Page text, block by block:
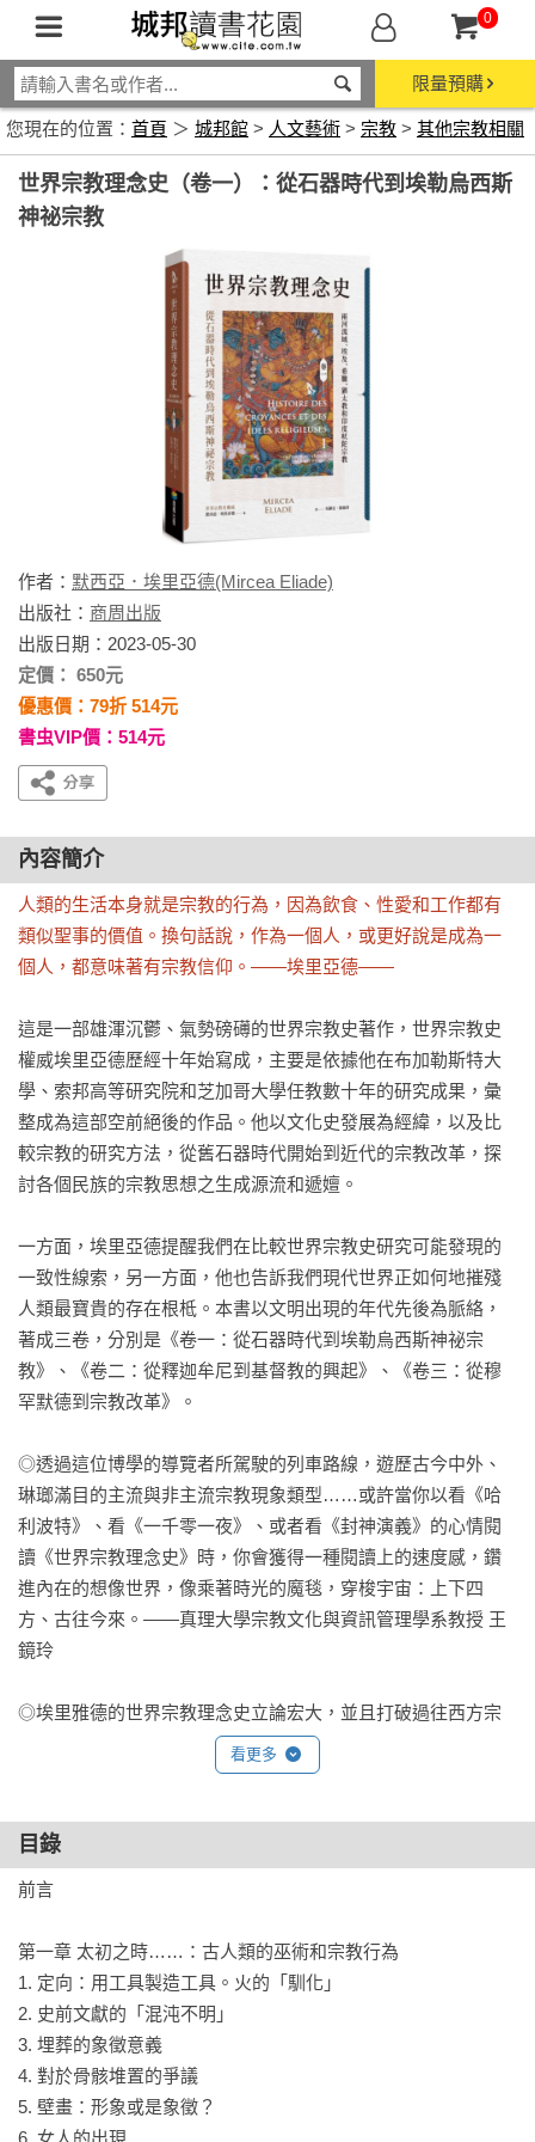
0
限量預購
您現在的位置： 首頁 ＞ 城邦館 > 人文藝術 > 宗教 > 其他宗教相關
世界宗教理念史（卷一）：從石器時代到埃勒烏西斯
神祕宗教
作者： 默西亞．埃里亞德(Mircea Eliade)
出版社： 商周出版
出版日期：2023-05-30
定價： 650元
優惠價：79折 514元
書虫VIP價：514元
內容簡介
人類的生活本身就是宗教的行為，因為飲食、性愛和工作都有
類似聖事的價值。換句話說，作為一個人，或更好說是成為一
個人，都意味著有宗教信仰。——埃里亞德——
這是一部雄渾沉鬱、氣勢磅礡的世界宗教史著作，世界宗教史
權威埃里亞德歷經十年始寫成，主要是依據他在布加勒斯特大
學、索邦高等研究院和芝加哥大學任教數十年的研究成果，彙
整成為這部空前絕後的作品。他以文化史發展為經緯，以及比
較宗教的研究方法，從舊石器時代開始到近代的宗教改革，探
討各個民族的宗教思想之生成源流和遞嬗。
一方面，埃里亞德提醒我們在比較世界宗教史研究可能發現的
一致性線索，另一方面，他也告訴我們現代世界正如何地摧殘
人類最寶貴的存在根柢。本書以文明出現的年代先後為脈絡，
著成三卷，分別是《卷一：從石器時代到埃勒烏西斯神祕宗
教》、《卷二：從釋迦牟尼到基督教的興起》、《卷三：從穆
罕默德到宗教改革》。
◎透過這位博學的導覽者所駕駛的列車路線，遊歷古今中外、
琳瑯滿目的主流與非主流宗教現象類型……或許當你以看《哈
利波特》、看《一千零一夜》、或者看《封神演義》的心情閱
讀《世界宗教理念史》時，你會獲得一種閱讀上的速度感，鑽
進內在的想像世界，像乘著時光的魔毯，穿梭宇宙：上下四
方、古往今來。——真理大學宗教文化與資訊管理學系教授 王
鏡玲
◎埃里雅德的世界宗教理念史立論宏大，並且打破過往西方宗
教位階觀，而以歷史的進程為基準，忠實的呈現各個時期間，
各民族宗教概念的起源以及演變，並點出各民族對世界宗教理
看更多
目錄
前言
第一章 太初之時……：古人類的巫術和宗教行為
1. 定向：用工具製造工具。火的「馴化」
2. 史前文獻的「混沌不明」
3. 埋葬的象徵意義
4. 對於骨骸堆置的爭議
5. 壁畫：形象或是象徵？
6. 女人的出現